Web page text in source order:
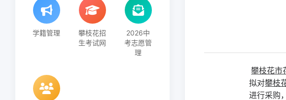
学籍管理
攀枝花招
生考试网
2026中
考志愿管
理
攀枝花市
拟对攀枝
进行采购